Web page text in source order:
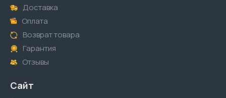
Доставка
Оплата
Возврат товара
Гарантия
Отзывы
Сайт